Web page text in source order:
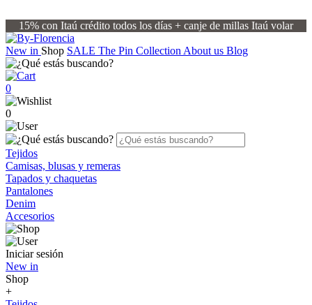
15% con Itaú crédito todos los días + canje de millas Itaú volar
New in Shop SALE The Pin Collection About us Blog
0
0
Tejidos
Camisas, blusas y remeras
Tapados y chaquetas
Pantalones
Denim
Accesorios
Iniciar sesión
New in
Shop
+